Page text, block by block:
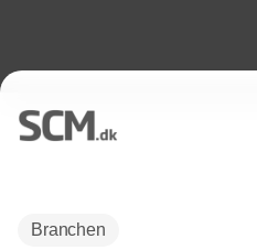
Branchen